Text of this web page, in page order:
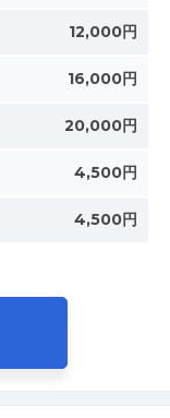
12,000円
16,000円
20,000円
4,500円
4,500円